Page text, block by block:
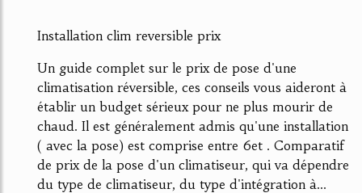
Installation clim reversible prix
Un guide complet sur le prix de pose d'une
climatisation réversible, ces conseils vous aideront à
établir un budget sérieux pour ne plus mourir de
chaud. Il est généralement admis qu'une installation
( avec la pose) est comprise entre 6et . Comparatif
de prix de la pose d'un climatiseur, qui va dépendre
du type de climatiseur, du type d'intégration à...